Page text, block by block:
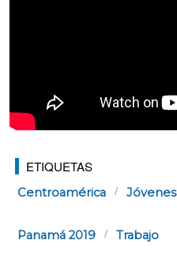
ETIQUETAS
Centroamérica Jóvenes
Panamá 2019 Trabajo